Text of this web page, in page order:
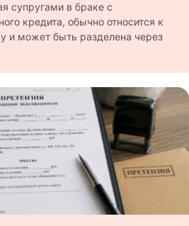
супругами в браке с
кредита, обычно относится к
и может быть разделена через